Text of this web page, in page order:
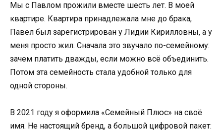
Мы с Павлом прожили вместе шесть лет. В моей
квартире. Квартира принадлежала мне до брака,
Павел был зарегистрирован у Лидии Кирилловны, а у
меня просто жил. Сначала это звучало по-семейному:
зачем платить дважды, если можно всё объединить.
Потом эта семейность стала удобной только для
одной стороны.
В 2021 году я оформила «Семейный Плюс» на своё
имя. Не настоящий бренд, а большой цифровой пакет: